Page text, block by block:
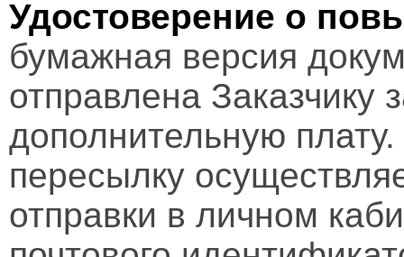
Удостоверение о
бумажная версия
отправлена Заказчику
дополнительную
пересылку
отправки в личном